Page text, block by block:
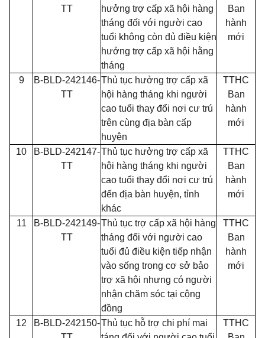
TT
hưởng trợ cấp xã hội hàng
tháng đối với người cao
tuổi không còn đủ điều kiện
hưởng trợ cấp xã hội hằng
tháng
Ban
hành
mới
9
B-BLD-242146-
TT
Thủ tục hưởng trợ cấp xã
hội hàng tháng khi người
cao tuổi thay đổi nơi cư trú
trên cùng địa bàn cấp
huyện
TTHC
Ban
hành
mới
10
B-BLD-242147-
TT
Thủ tục hưởng trợ cấp xã
hội hàng tháng khi người
cao tuổi thay đổi nơi cư trú
đến địa bàn huyện, tỉnh
khác
TTHC
Ban
hành
mới
11
B-BLD-242149-
TT
Thủ tục trợ cấp xã hội hàng
tháng đối với người cao
tuổi đủ điều kiện tiếp nhận
vào sống trong cơ sở bảo
trợ xã hội nhưng có người
nhận chăm sóc tại cộng
đồng
TTHC
Ban
hành
mới
12
B-BLD-242150-Thủ tục hỗ trợ chi phí mai
TTHC